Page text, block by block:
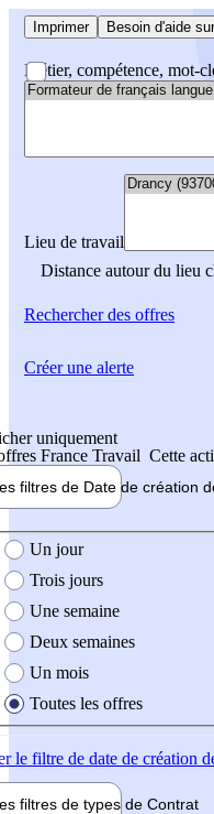
Imprimer Besoin d'aide
Métier, compétence, mot-
Lieu de travail
Distance autour du lieu
Rechercherdes offres
uniquement
France Travail Cette
filtres de Date de création
création de l'offre
Un jour
Trois jours
Une semaine
Deux semaines
Un mois
Toutes les offres
le filtre de date de création
filtres de types de Contrat
Créer une alerte